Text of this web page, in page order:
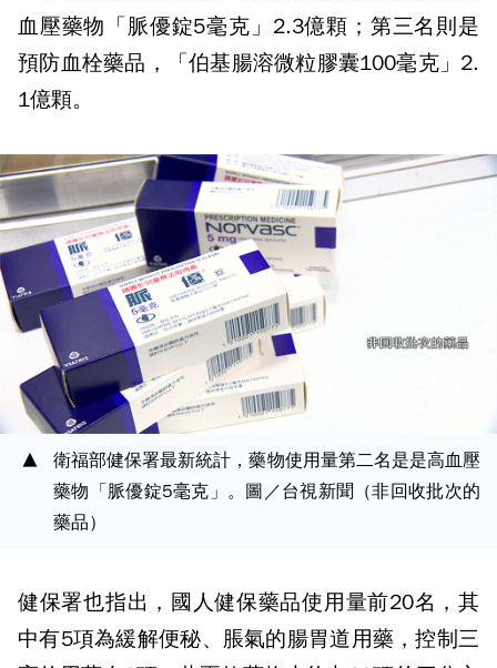
血壓藥物「脈優錠5毫克」2.3億顆；第三名則是
預防血栓藥品，「伯基腸溶微粒膠囊100毫克」2.
1億顆。
衛福部健保署最新統計，藥物使用量第二名是是高血壓
藥物「脈優錠5毫克」。圖／台視新聞（非回收批次的
藥品）
健保署也指出，國人健保藥品使用量前20名，其
中有5項為緩解便秘、脹氣的腸胃道用藥，控制三